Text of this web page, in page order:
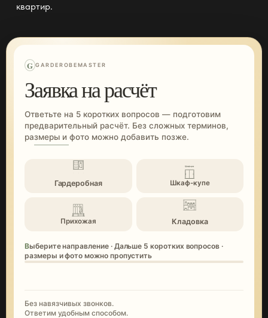
квартир.
G GARDEROBEMASTER
Заявка на расчёт
Ответьте на 5 коротких вопросов — подготовим
предварительный расчёт. Без сложных терминов,
размеры и фото можно добавить позже.
Гардеробная Шкаф-купе
Прихожая Кладовка
Выберите направление · Дальше 5 коротких вопросов ·
размеры и фото можно пропустить
Без навязчивых звонков.
Ответим удобным способом.